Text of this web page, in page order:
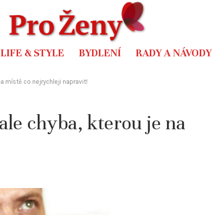
LIFE & STYLE BYDLENÍ RADY A NÁVODY
místě co nejrychleji napravit!
chyba, kterou je na